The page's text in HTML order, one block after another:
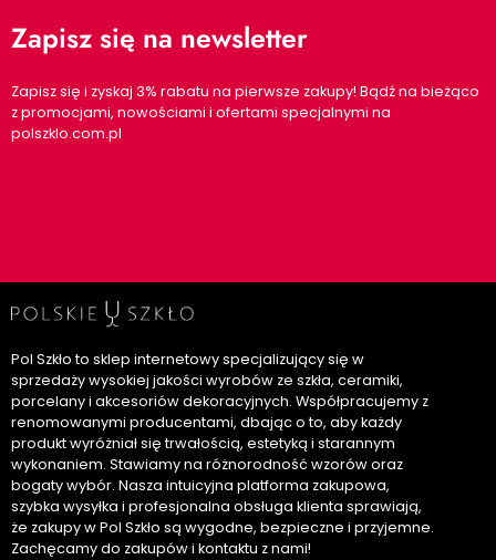
Zapisz się na newsletter
Zapisz się i zyskaj 3% rabatu na pierwsze zakupy! Bądź na bieżąco
z promocjami, nowościami i ofertami specjalnymi na
polszklo.com.pl
Pol Szkło to sklep internetowy specjalizujący się w
sprzedaży wysokiej jakości wyrobów ze szkła, ceramiki,
porcelany i akcesoriów dekoracyjnych. Współpracujemy z
renomowanymi producentami, dbając o to, aby każdy
produkt wyróżniał się trwałością, estetyką i starannym
wykonaniem. Stawiamy na różnorodność wzorów oraz
bogaty wybór. Nasza intuicyjna platforma zakupowa,
szybka wysyłka i profesjonalna obsługa klienta sprawiają,
że zakupy w Pol Szkło są wygodne, bezpieczne i przyjemne.
Zachęcamy do zakupów i kontaktu z nami!